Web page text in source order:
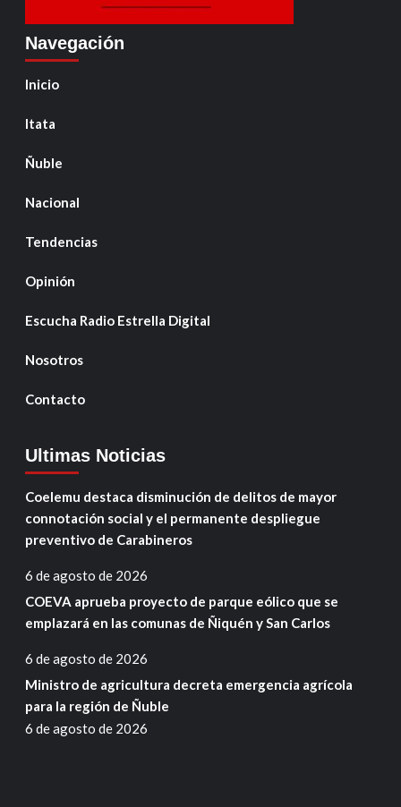
Navegación
Inicio
Itata
Ñuble
Nacional
Tendencias
Opinión
Escucha Radio Estrella Digital
Nosotros
Contacto
Ultimas Noticias
Coelemu destaca disminución de delitos de mayor
connotación social y el permanente despliegue
preventivo de Carabineros
6 de agosto de 2026
COEVA aprueba proyecto de parque eólico que se
emplazará en las comunas de Ñiquén y San Carlos
6 de agosto de 2026
Ministro de agricultura decreta emergencia agrícola
para la región de Ñuble
6 de agosto de 2026